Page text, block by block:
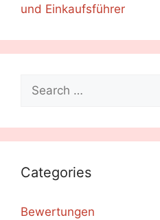
und Einkaufsführer
Search
for:
Categories
Bewertungen